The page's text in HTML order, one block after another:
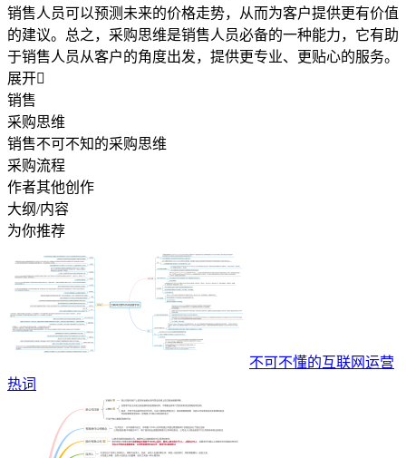
销售人员可以预测未来的价格走势，从而为客户提供更有价值
的建议。总之，采购思维是销售人员必备的一种能力，它有助
于销售人员从客户的角度出发，提供更专业、更贴心的服务。
展开
销售
采购思维
销售不可不知的采购思维
采购流程
作者其他创作
大纲/内容
为你推荐
不可不懂的互联网运营
热词